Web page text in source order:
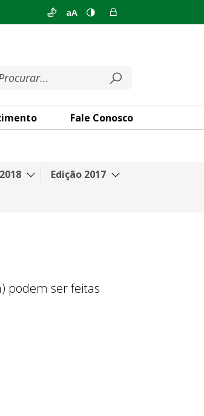
aA
Fale Conosco
Edição 2017
podem ser feitas